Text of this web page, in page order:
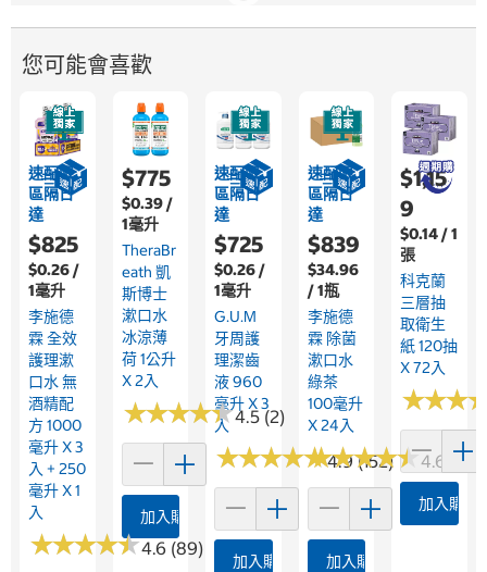
您可能會喜歡
速配限
區隔日
達
$825
$0.26 /
1毫升
李施德
霖 全效
護理漱
口水 無
酒精配
方 1000
毫升 X 3
入 + 250
毫升 X 1
入
★★★★★
★★★★★4.6 (89)
$775
$0.39 /
1毫升
TheraBr
Eath 凱
斯博士
漱口水
冰涼薄
荷 1公升
X 2入
★★★★★
★★★★★4.5 (2)
加入購物車
速配限
區隔日
達
$725
$0.26 /
1毫升
G.U.M
牙周護
理潔齒
液 960
毫升 X 3
入
★★★★★
★★★★★4.9 (152)
加入購物車
速配限
區隔日
達
$839
$34.96
/ 1瓶
李施德
霖 除菌
漱口水
綠茶
100毫升
X 24入
★★★★★
★★★★★4.6 (96)
加入購物車
$1,15
9
$0.14 / 1
張
科克蘭
三層抽
取衛生
紙 120抽
X 72入
★★★
★★★
加入購物